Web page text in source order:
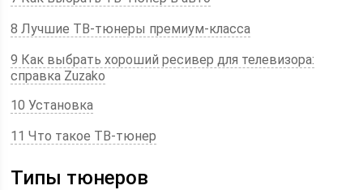
8 Лучшие ТВ-тюнеры премиум-класса
9 Как выбрать хороший ресивер для телевизора:
справка Zuzako
10 Установка
11 Что такое ТВ-тюнер
Типы тюнеров